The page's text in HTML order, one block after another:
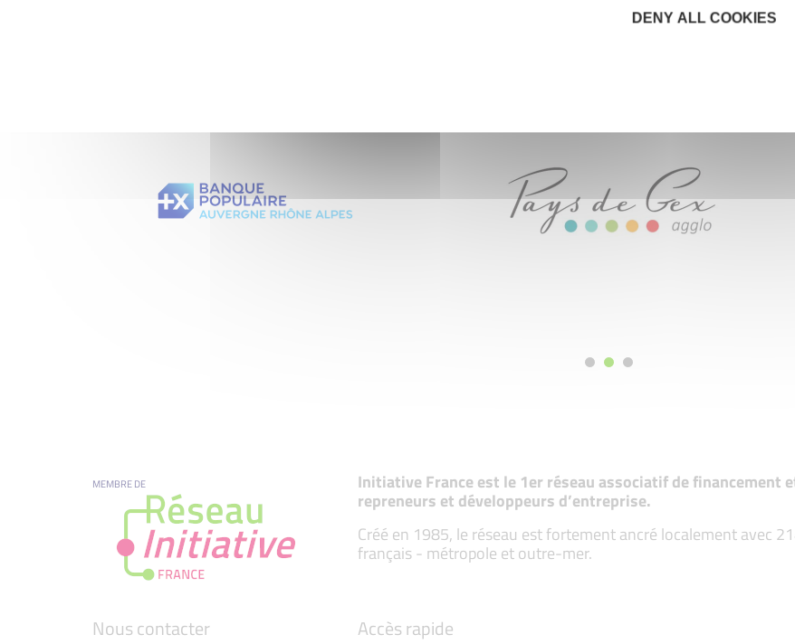
MEMBRE DE Initiative France est le 1er réseau associatif de financement
repreneurs et développeurs d’entreprise.
Créé en 1985, le réseau est fortement ancré localement avec
français - métropole et outre-mer.
Nous contacter Accès rapide
DENY ALL COOKIES